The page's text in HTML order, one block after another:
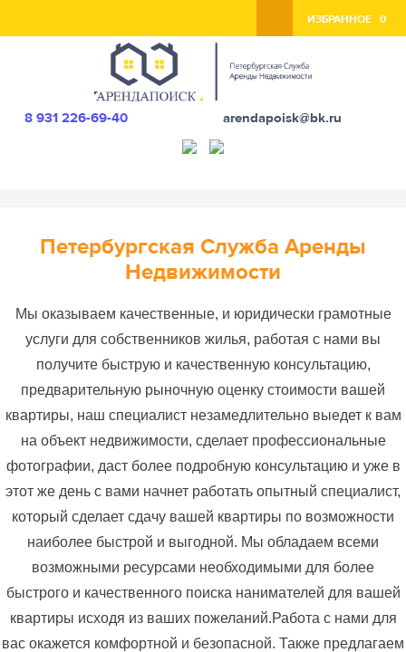
ИЗБРАННОЕ 0
8 931 226-69-40 arendapoisk@bk.ru
Петербургская Служба Аренды
Недвижимости
Мы оказываем качественные, и юридически грамотные
услуги для собственников жилья, работая с нами вы
получите быструю и качественную консультацию,
предварительную рыночную оценку стоимости вашей
квартиры, наш специалист незамедлительно выедет к вам
на объект недвижимости, сделает профессиональные
фотографии, даст более подробную консультацию и уже в
этот же день с вами начнет работать опытный специалист,
который сделает сдачу вашей квартиры по возможности
наиболее быстрой и выгодной. Мы обладаем всеми
возможными ресурсами необходимыми для более
быстрого и качественного поиска нанимателей для вашей
квартиры исходя из ваших пожеланий.Работа с нами для
вас окажется комфортной и безопасной. Также предлагаем